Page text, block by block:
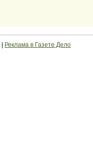
Реклама в Газете Дело